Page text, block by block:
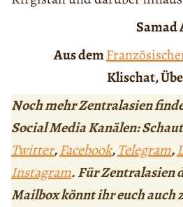
Samad
Aus dem
Klischat,
Noch mehr Zentralasien
Social Media Kanälen:
Twitter,Facebook,Telegram,
Instagram. Für Zentralasien
Mailbox könnt ihr euch auch